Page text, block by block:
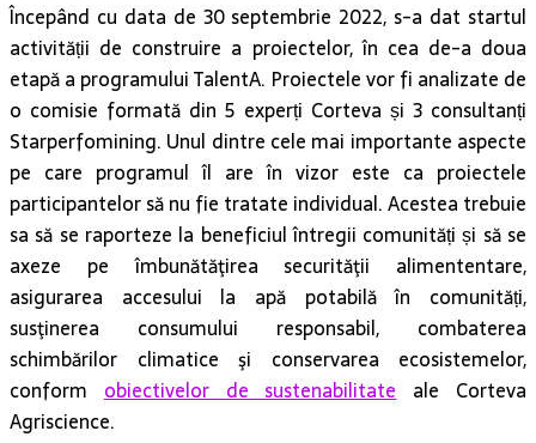
Începând cu data de 30 septembrie 2022, s-a dat startul
activității de construire a proiectelor, în cea de-a doua
etapă a programului TalentA. Proiectele vor fi analizate de
o comisie formată din 5 experți Corteva și 3 consultanți
Starperfomining. Unul dintre cele mai importante aspecte
pe care programul îl are în vizor este ca proiectele
participantelor să nu fie tratate individual. Acestea trebuie
sa să se raporteze la beneficiul întregii comunități și să se
axeze pe îmbunătăţirea securităţii alimententare,
asigurarea accesului la apă potabilă în comunități,
susţinerea consumului responsabil, combaterea
schimbărilor climatice şi conservarea ecosistemelor,
conformobiectivelor de sustenabilitateale Corteva
Agriscience.